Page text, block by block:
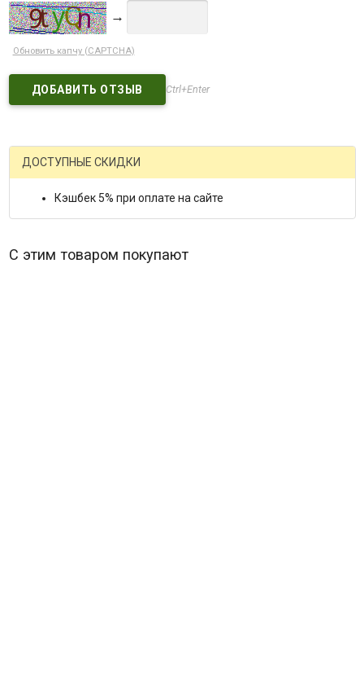
→
Обновить капчу (CAPTCHA)
Ctrl+Enter
ДОСТУПНЫЕ СКИДКИ
Кэшбек 5% при оплате на сайте
С этим товаром покупают